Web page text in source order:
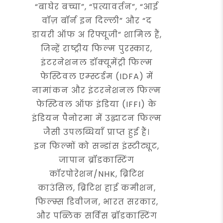
“बाघेर बच्चा”, “प्रत्यावर्तन”, “आई
वॉज़ बॉर्न इन दिल्ली” और “द
डायरी ऑफ अ रिफ्यूजी” शामिल हैं,
जिन्हें राष्ट्रीय फिल्म पुरस्कार,
इंटरनेशनल डॉक्यूमेंट्री फिल्म
फेस्टिवल एम्स्टर्डम (IDFA) में
नामांकन और इंटरनेशनल फिल्म
फेस्टिवल ऑफ इंडिया (IFFI) के
इंडियन पैनोरमा में उद्घाटन फिल्म
जैसी उपलब्धियाँ प्राप्त हुई हैं।
इन फिल्मों को सन्डांस इंस्टीट्यूट,
जापान ब्रॉडकास्टिंग
कॉरपोरेशन/NHK, ब्रिटिश
काउंसिल, ब्रिटिश हाई कमीशन,
फिल्म्स डिवीजन, भारत सरकार,
और पब्लिक सर्विस ब्रॉडकास्टिंग